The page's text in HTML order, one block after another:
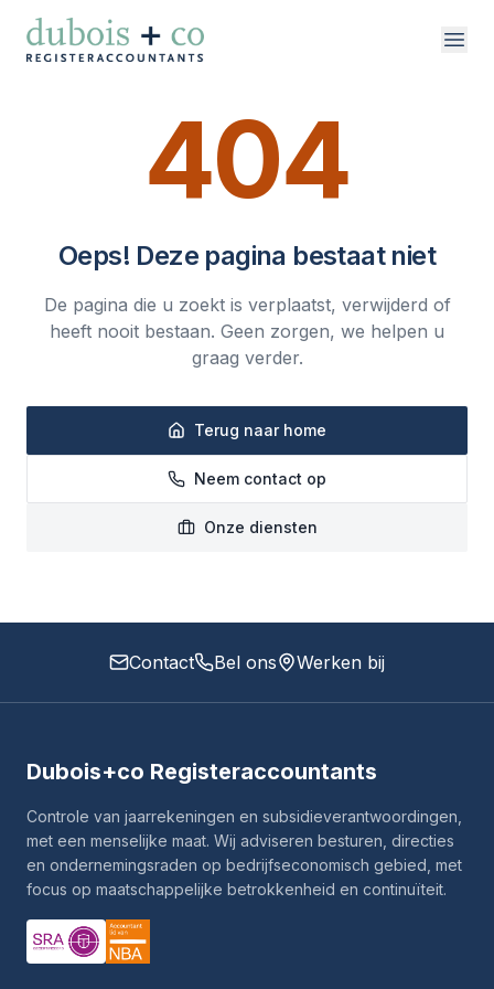
Direct naar inhoud
werken bij
contact
404
Oeps! Deze pagina bestaat niet
De pagina die u zoekt is verplaatst, verwijderd of
heeft nooit bestaan. Geen zorgen, we helpen u
graag verder.
Terug naar home
Neem contact op
Onze diensten
Contact Bel ons Werken bij
Dubois+co Registeraccountants
Controle van jaarrekeningen en subsidieverantwoordingen,
met een menselijke maat. Wij adviseren besturen, directies
en ondernemingsraden op bedrijfseconomisch gebied, met
focus op maatschappelijke betrokkenheid en continuïteit.